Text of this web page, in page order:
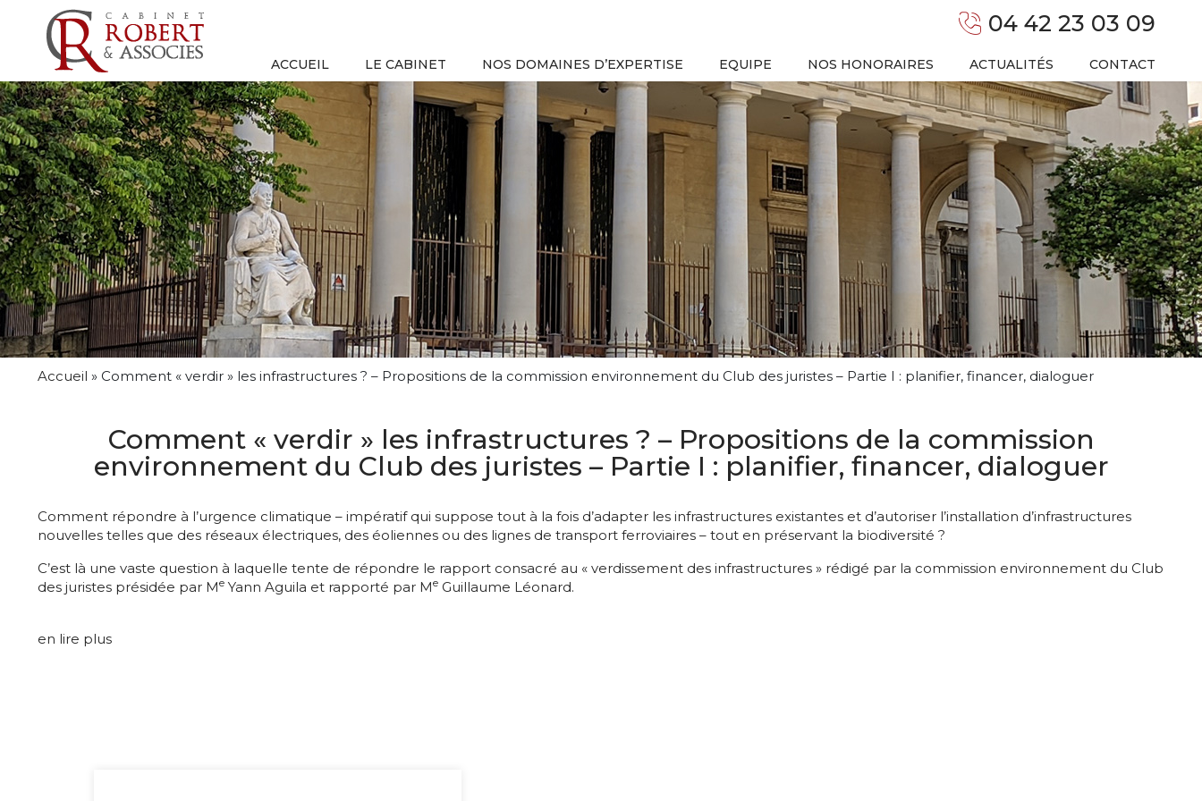
04 42 23 03 09
ACCUEIL LE CABINET NOS DOMAINES D’EXPERTISE EQUIPE NOS HONORAIRES ACTUALITÉS CONTACT
Accueil » Comment « verdir » les infrastructures ? – Propositions de la commission environnement du Club des juristes – Partie I : planifier, financer, dialoguer
Comment « verdir » les infrastructures ? – Propositions de la commission
environnement du Club des juristes – Partie I : planifier, financer, dialoguer
Comment répondre à l’urgence climatique – impératif qui suppose tout à la fois d’adapter les infrastructures existantes et d’autoriser l’installation d’infrastructures
nouvelles telles que des réseaux électriques, des éoliennes ou des lignes de transport ferroviaires – tout en préservant la biodiversité ?
C’est là une vaste question à laquelle tente de répondre le rapport consacré au « verdissement des infrastructures » rédigé par la commission environnement du Club
des juristes présidée par Me Yann Aguila et rapporté par Me Guillaume Léonard.
en lire plus